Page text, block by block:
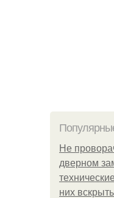
Не
дверном
них